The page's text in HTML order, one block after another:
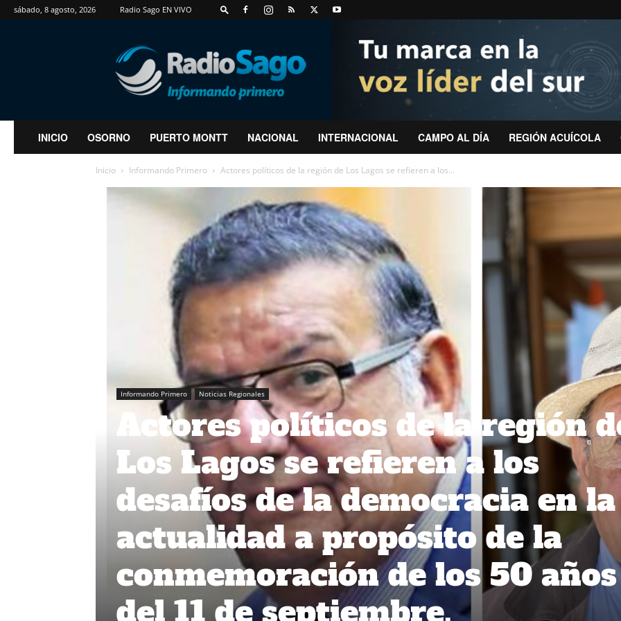
sábado, 8 agosto, 2026 Radio Sago EN VIVO
RadioSago
INICIO OSORNO PUERTO MONTT NACIONAL INTERNACIONAL CAMPO AL DÍA REGIÓN ACUÍCOLA
Inicio Informando Primero Actores políticos de la región de Los Lagos se refieren a los...
Informando Primero Noticias Regionales
Actores políticos de la región
Los Lagos se refieren a los
desafíos de la democracia en la
actualidad a propósito de la
conmemoración de los 50 años
del 11 de septiembre.